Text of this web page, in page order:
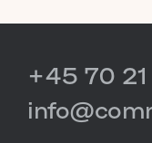
+45 70 21